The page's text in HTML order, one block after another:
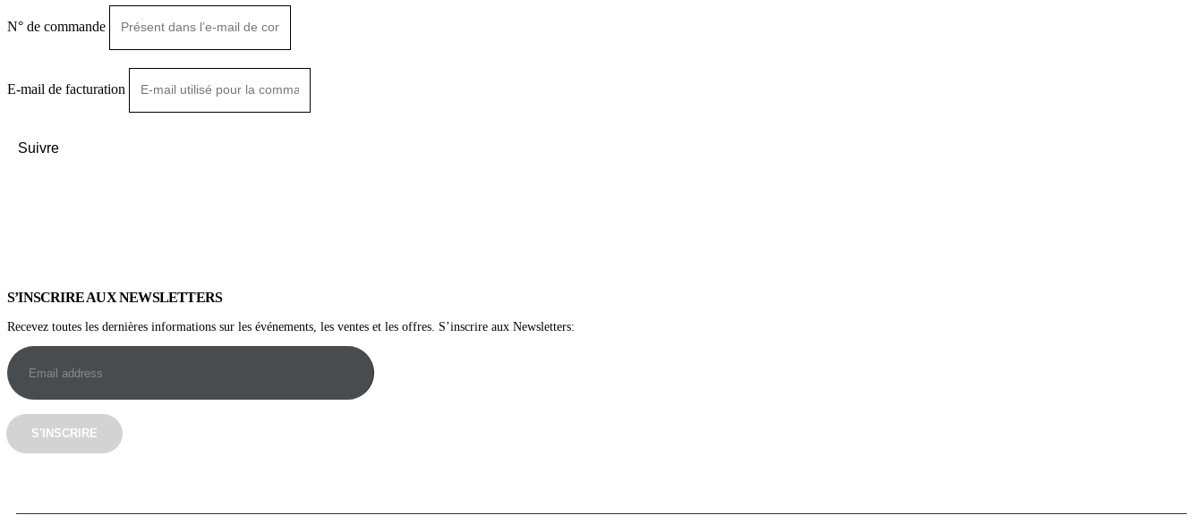
N° de commande
E-mail de facturation
Suivre
S’INSCRIRE AUX NEWSLETTERS
Recevez toutes les dernières informations sur les événements, les ventes et les offres. S’inscrire aux Newsletters: